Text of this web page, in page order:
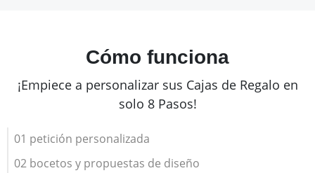
Cómo funciona
¡Empiece a personalizar sus Cajas de Regalo en
solo 8 Pasos!
01 petición personalizada
02 bocetos y propuestas de diseño